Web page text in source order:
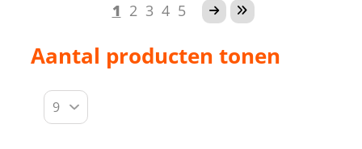
1 2 3 4 5
Aantal producten tonen